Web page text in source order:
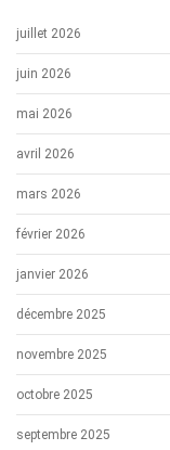
juillet 2026
juin 2026
mai 2026
avril 2026
mars 2026
février 2026
janvier 2026
décembre 2025
novembre 2025
octobre 2025
septembre 2025